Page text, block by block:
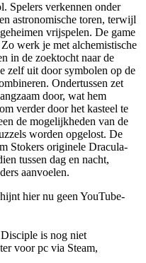
Spelers verkennen onder
astronomische toren, terwijl
vrijspelen. De game
werk je met alchemistische
in de zoektocht naar de
zelf uit door symbolen op de
Ondertussen zet
door, wat hem
verder door het kasteel te
de mogelijkheden van de
worden opgelost. De
Stokers originele Dracula-
tussen dag en nacht,
aanvoelen.
hier nu geen YouTube-
is nog niet
voor pc via Steam,